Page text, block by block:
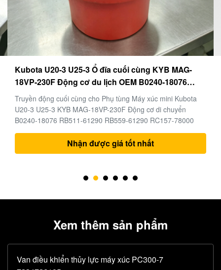
Kubota U20-3 U25-3 Ổ đĩa cuối cùng KYB MAG-
18VP-230F Động cơ du lịch OEM B0240-18076
RB511-61290 RB559-61290 RC157-78000 cho các
bộ phận máy xúc mini
Truyền động cuối cùng cho Phụ tùng Máy xúc mini Kubota
U20-3 U25-3 KYB MAG-18VP-230F Động cơ di chuyển
B0240-18076 RB511-61290 RB559-61290 RC157-78000
Nhận được giá tốt nhất
Xem thêm sản phẩm
Van điều khiển thủy lực máy xúc PC300-7